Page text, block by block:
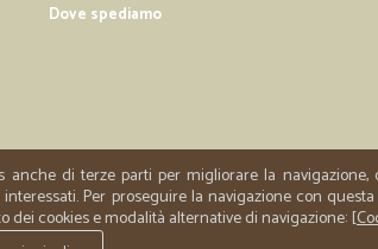
Dove spediamo
anche di terze parti per migliorare la
Per proseguire la navigazione con
dei cookies e modalità alternative di navigazione: [